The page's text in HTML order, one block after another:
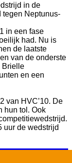
in de
tegen Neptunus-
in een fase
had. Nu is
de laatste
van de onderste
Brielle
en een
van HVC’10. De
hun tol. Ook
uur de wedstrijd